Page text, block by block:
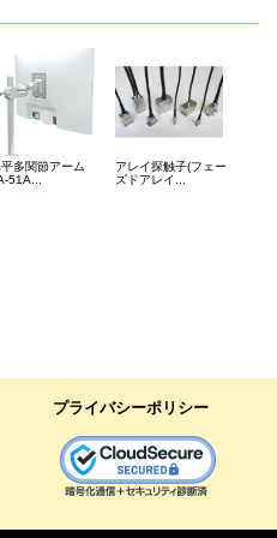
多関節アーム
51A...
アレイ探触子(フェー
ズドアレイ...
プライバシーポリシー